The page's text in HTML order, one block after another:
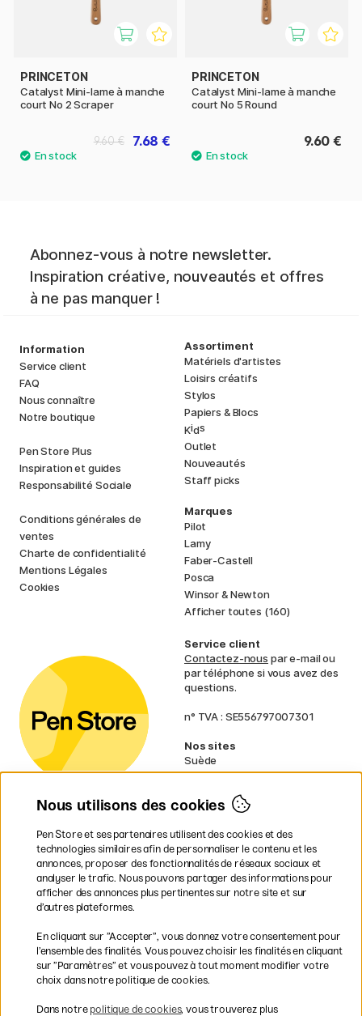
PRINCETON
Catalyst Mini-lame à manche
court No 2 Scraper
7.68 €
9.60 €
PRINCETON
Catalyst Mini-lame à manche
court No 5 Round
9.60 €
Abonnez-vous à notre newsletter.
Inspiration créative, nouveautés et offres
à ne pas manquer !
Information
Service client
FAQ
Nous connaître
Notre boutique
Pen Store Plus
Inspiration et guides
Responsabilité Sociale
Conditions générales de
ventes
Charte de confidentialité
Mentions Légales
Cookies
Assortiment
Matériels d'artistes
Loisirs créatifs
Stylos
Papiers & Blocs
Kids
Outlet
Nouveautés
Staff picks
Marques
Pilot
Lamy
Faber-Castell
Posca
Winsor & Newton
Afficher toutes (160)
Service client
Contactez-nous par e-mail ou
par téléphone si vous avez des
questions.
n° TVA : SE556797007301
Nos sites
Suède
Norvège
Finlande
Irlande
Pays-Bas
Royaume-Uni
UE
volumineux.
Les modes de paiement
Nous utilisons des cookies
Pen Store et ses partenaires utilisent des cookies et des
technologies similaires afin de personnaliser le contenu et les
annonces, proposer des fonctionnalités de réseaux sociaux et
analyser le trafic. Nous pouvons partager des informations pour
afficher des annonces plus pertinentes sur notre site et sur
d’autres plateformes.
En cliquant sur ”Accepter”, vous donnez votre consentement pour
l’ensemble des finalités. Vous pouvez choisir les finalités en cliquant
sur ”Paramètres” et vous pouvez à tout moment modifier votre
choix dans notre politique de cookies.
Dans notre politique de cookies, vous trouverez plus